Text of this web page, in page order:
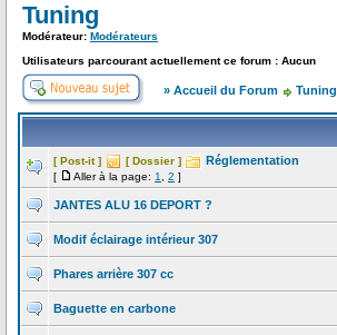
Tuning
Modérateur: Modérateurs
Utilisateurs parcourant actuellement ce forum : Aucun
» Accueil du Forum Tuning
[ Post-it ] [ Dossier ] Réglementation
[ Aller à la page: 1 2 ]
JANTES ALU 16 DEPORT ?
Modif éclairage intérieur 307
Phares arrière 307 cc
Baguette en carbone